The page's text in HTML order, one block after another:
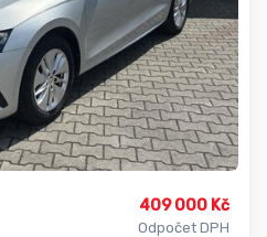
409 000 Kč
Odpočet DPH